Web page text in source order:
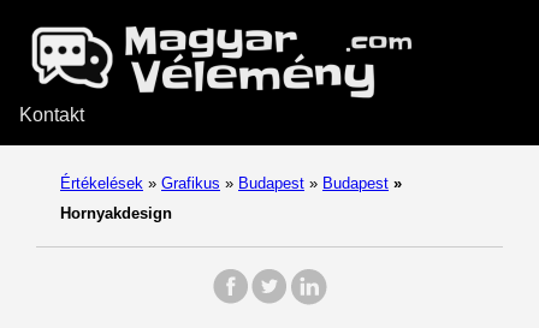
Kontakt
Értékelések » Grafikus » Budapest » Budapest »
Hornyakdesign